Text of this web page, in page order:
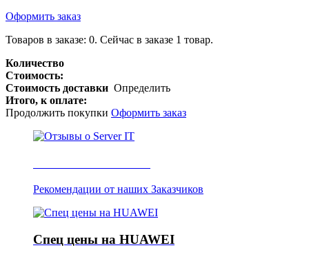
Оформить заказ
Товаров в заказе: 0. Сейчас в заказе 1 товар.
Количество
Стоимость:
Стоимость доставки Определить
Итого, к оплате:
Продолжить покупки Оформить заказ
Рекомендации от наших Заказчиков
Спец цены на HUAWEI